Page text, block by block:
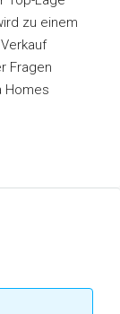
zu einem
Fragen
Homes